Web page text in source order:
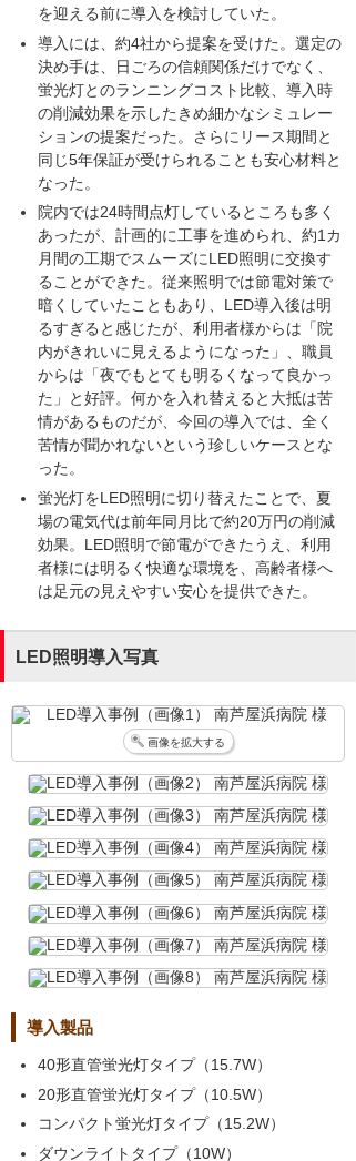
を迎える前に導入を検討していた。
導入には、約4社から提案を受けた。選定の
決め手は、日ごろの信頼関係だけでなく、
蛍光灯とのランニングコスト比較、導入時
の削減効果を示したきめ細かなシミュレー
ションの提案だった。さらにリース期間と
同じ5年保証が受けられることも安心材料と
なった。
院内では24時間点灯しているところも多く
あったが、計画的に工事を進められ、約1カ
月間の工期でスムーズにLED照明に交換す
ることができた。従来照明では節電対策で
暗くしていたこともあり、LED導入後は明
るすぎると感じたが、利用者様からは「院
内がきれいに見えるようになった」、職員
からは「夜でもとても明るくなって良かっ
た」と好評。何かを入れ替えると大抵は苦
情があるものだが、今回の導入では、全く
苦情が聞かれないという珍しいケースとな
った。
蛍光灯をLED照明に切り替えたことで、夏
場の電気代は前年同月比で約20万円の削減
効果。LED照明で節電ができたうえ、利用
者様には明るく快適な環境を、高齢者様へ
は足元の見えやすい安心を提供できた。
LED照明導入写真
画像を拡大する
導入製品
40形直管蛍光灯タイプ（15.7W）
20形直管蛍光灯タイプ（10.5W）
コンパクト蛍光灯タイプ（15.2W）
ダウンライトタイプ（10W）